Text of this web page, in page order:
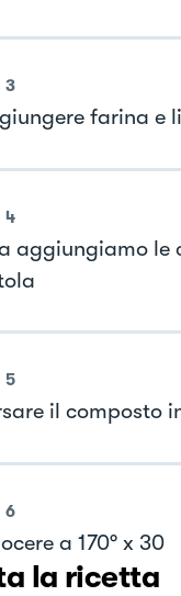
3
farina e
4
aggiungiamo le
5
il composto
6
a 170° x 30
la ricetta